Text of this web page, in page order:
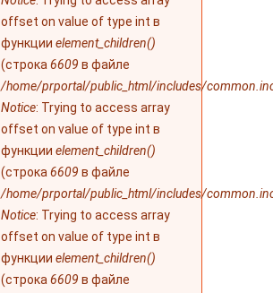
offset on value of type int в
функции element_children()
(строка 6609 в файле
/home/prportal/public_html/includes/
Notice: Trying to access array
offset on value of type int в
функции element_children()
(строка 6609 в файле
/home/prportal/public_html/includes/
Notice: Trying to access array
offset on value of type int в
функции element_children()
(строка 6609 в файле